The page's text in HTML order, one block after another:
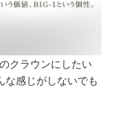
クラウンにしたい
な感じがしないでも